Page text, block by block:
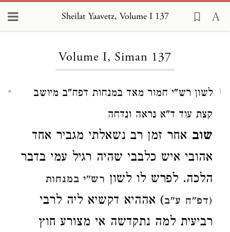
Sheilat Yaavetz, Volume I 137
Volume I, Siman 137
1
לשון רש"י חמור מאד במנחות דפח"ב מיושב
קצת עוד ד"א נראה ונדחה
שוב אחר זמן רב נשאלתי מגביר אחד
אהובי איש כלבבי שהיה רגיל עמי בדבר
הלכה. לפרש לו לשון רש"י במנחות
(דפ"ח ע"ב) אההיא דקשיא ליה לרבי
רביעית למה נתקדשה אי מצורע חוץ